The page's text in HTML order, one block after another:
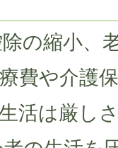
の縮小、
費や介護
活は厳し